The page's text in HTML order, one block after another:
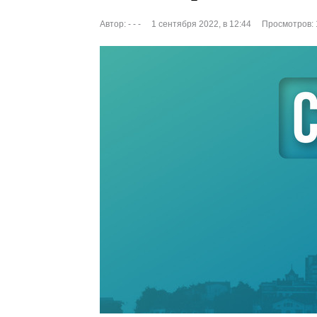
Автор: - - - 1 сентября 2022, в 12:44 Просмотров: